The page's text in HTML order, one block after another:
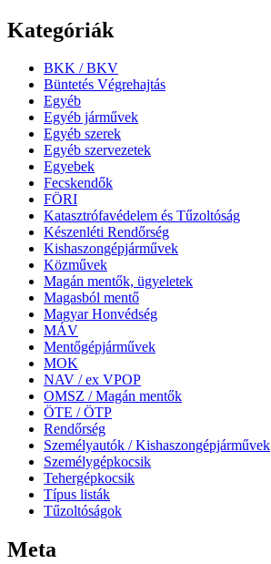
Kategóriák
BKK / BKV
Büntetés Végrehajtás
Egyéb
Egyéb járművek
Egyéb szerek
Egyéb szervezetek
Egyebek
Fecskendők
FÖRI
Katasztrófavédelem és Tűzoltóság
Készenléti Rendőrség
Kishaszongépjárművek
Közművek
Magán mentők, ügyeletek
Magasból mentő
Magyar Honvédség
MÁV
Mentőgépjárművek
MOK
NAV / ex VPOP
OMSZ / Magán mentők
ÖTE / ÖTP
Rendőrség
Személyautók / Kishaszongépjárművek
Személygépkocsik
Tehergépkocsik
Típus listák
Tűzoltóságok
Meta